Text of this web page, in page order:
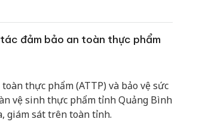
đảm bảo an toàn thực phẩm
thực phẩm (ATTP) và bảo vệ sức
vệ sinh thực phẩm tỉnh Quảng Bình
giám sát trên toàn tỉnh.